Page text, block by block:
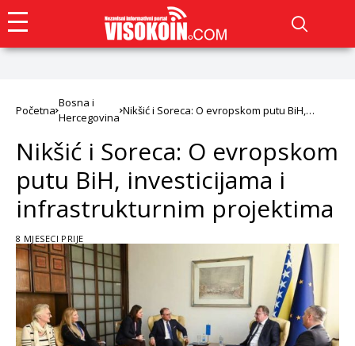
Početna
Bosna i
Hercegovina
Nikšić i Soreca: O evropskom putu BiH,
Nikšić i Soreca: O evropskom
putu BiH, investicijama i
infrastrukturnim projektima
8 MJESECI PRIJE